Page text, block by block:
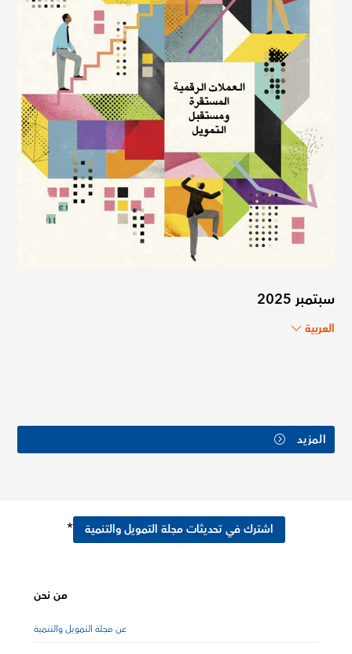
سبتمبر 2025
العربية
المزيد
اشترك في تحديثات مجلة التمويل والتنمية *
من نحن
عن مجلة التمويل والتنمية